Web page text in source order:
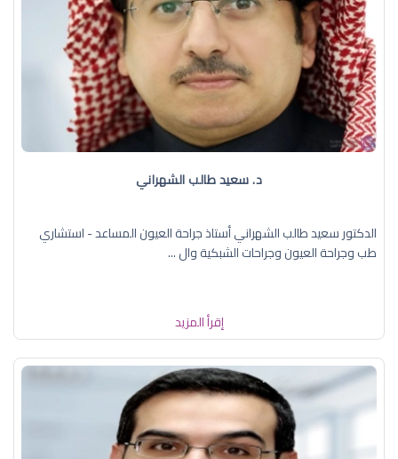
د. سعيد طالب الشهراني
الدكتور سعيد طالب الشهراني أستاذ جراحة العيون المساعد - استشاري
طب وجراحة العيون وجراحات الشبكية وال ...
إقرأ المزيد